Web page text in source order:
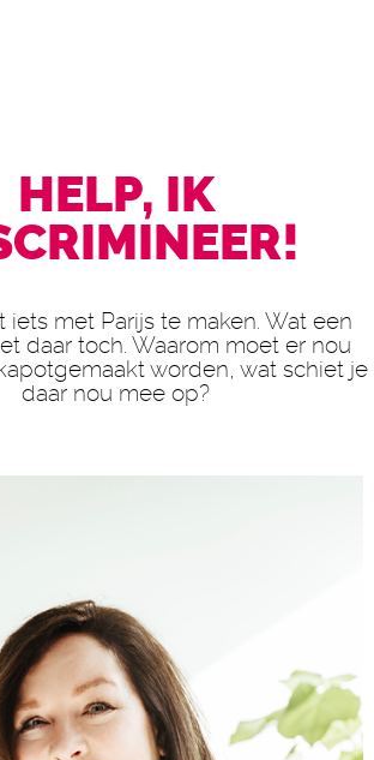
HELP, IK
iets met Parijs te maken. Wat een
daar toch. Waarom moet er nou
worden, wat schiet je
daar nou mee op?